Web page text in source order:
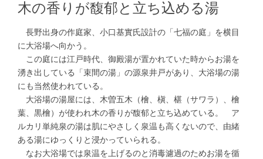
木の香りが馥郁と立ち込める湯
長野出身の作庭家、小口基實氏設計の「七福の庭」を横目
に大浴場へ向かう。
この庭には江戸時代、御殿湯が置かれていた時からお湯を
湧き出している「束間の湯」の源泉井戸があり、大浴場の湯
にも当然使われている。
大浴場の湯屋には、木曽五木（檜、槇、椹（サワラ）、檜
葉、黒檜）が使われ木の香りが馥郁と立ち込めている。 ア
ルカリ単純泉の湯は肌にやさしく泉温も高くないので、由緒
ある湯にゆっくりと浸かっていられる。
なお大浴場では泉温を上げるのと消毒濾過のためお湯を循